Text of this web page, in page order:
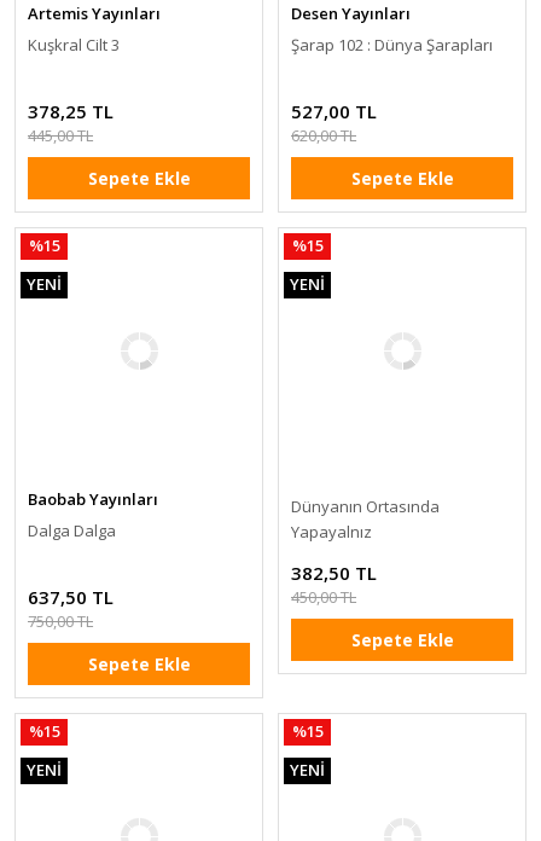
Artemis Yayınları
Kuşkral Cilt 3
378,25 TL
445,00 TL
Sepete Ekle
Desen Yayınları
Şarap 102 : Dünya Şarapları
527,00 TL
620,00 TL
Sepete Ekle
%15
YENİ
Baobab Yayınları
Dalga Dalga
637,50 TL
750,00 TL
Sepete Ekle
%15
YENİ
Dünyanın Ortasında
Yapayalnız
382,50 TL
450,00 TL
Sepete Ekle
%15
YENİ
%15
YENİ